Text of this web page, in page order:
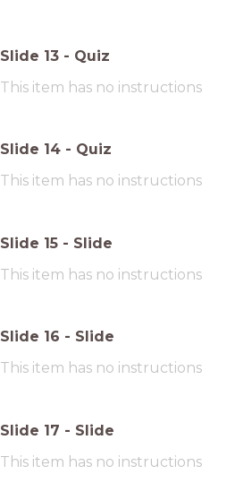
Slide 13 - Quiz
This item has no instructions
Slide 14 - Quiz
This item has no instructions
Slide 15 - Slide
This item has no instructions
Slide 16 - Slide
This item has no instructions
Slide 17 - Slide
This item has no instructions